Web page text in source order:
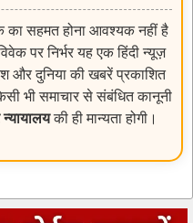
का सहमत होना आवश्यक नहीं है
पर निर्भर यह एक हिंदी न्यूज़
और दुनिया की खबरें प्रकाशित
भी समाचार से संबंधित कानूनी
की ही मान्यता होगी।